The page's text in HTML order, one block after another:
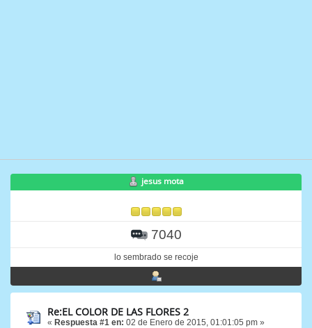
jesus mota
7040
lo sembrado se recoje
Re:EL COLOR DE LAS FLORES 2
« Respuesta #1 en: 02 de Enero de 2015, 01:01:05 pm »